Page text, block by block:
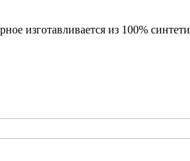
изготавливается из 100%